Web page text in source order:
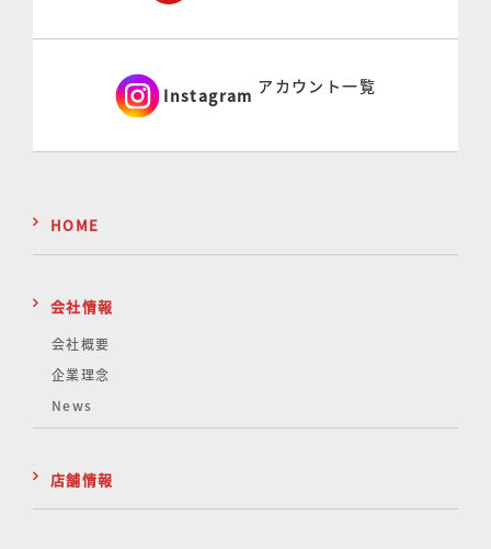
Instagram アカウント一覧
HOME
会社情報
会社概要
企業理念
News
店舗情報